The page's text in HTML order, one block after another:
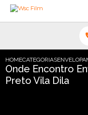
HOMECATEGORIAS
Onde Encontro
Preto Vila Dila